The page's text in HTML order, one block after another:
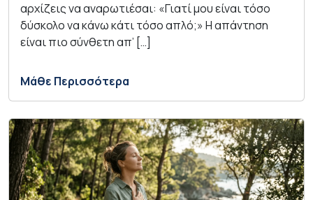
αρχίζεις να αναρωτιέσαι: «Γιατί μου είναι τόσο
δύσκολο να κάνω κάτι τόσο απλό;» Η απάντηση
είναι πιο σύνθετη απ’ […]
Μάθε Περισσότερα